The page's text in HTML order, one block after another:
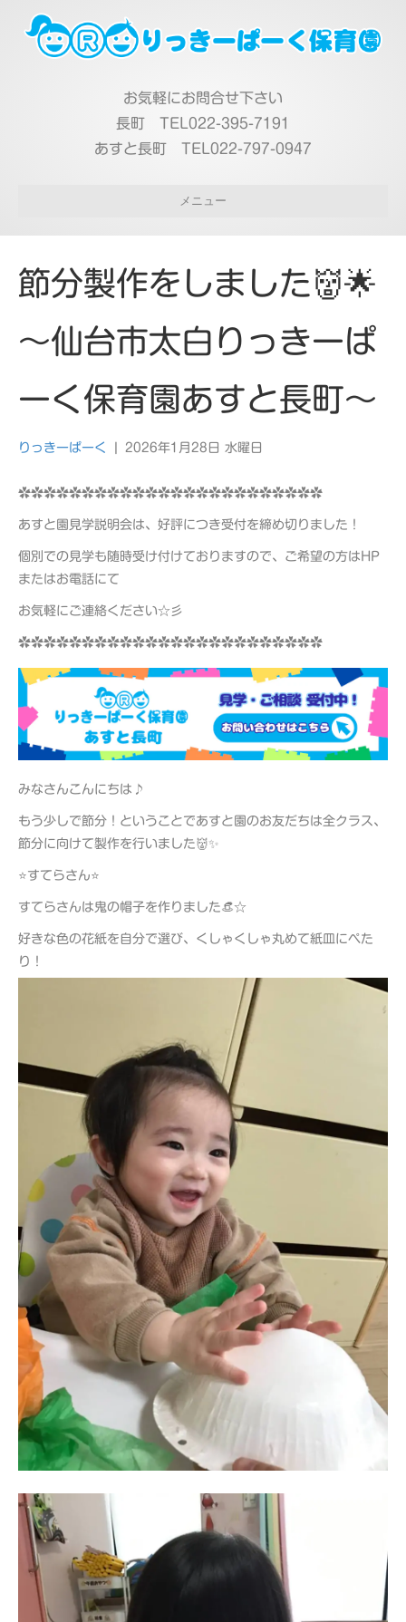
お気軽にお問合せ下さい
長町 TEL022-395-7191
あすと長町 TEL022-797-0947
メニュー
節分製作をしました👹🌟
～仙台市太白りっきーぱ
ーく保育園あすと長町～
りっきーぱーく 2026年1月28日 水曜日
✿✿✿✿✿✿✿✿✿✿✿✿✿✿✿✿✿✿✿✿✿✿✿✿
あすと園見学説明会は、好評につき受付を締め切りました！
個別での見学も随時受け付けておりますので、ご希望の方はHP
またはお電話にて
お気軽にご連絡ください☆彡
✿✿✿✿✿✿✿✿✿✿✿✿✿✿✿✿✿✿✿✿✿✿✿✿
みなさんこんにちは♪
もう少しで節分！ということであすと園のお友だちは全クラス、
節分に向けて製作を行いました👹✨
⭐すてらさん⭐
すてらさんは鬼の帽子を作りました👒☆
好きな色の花紙を自分で選び、くしゃくしゃ丸めて紙皿にぺた
り！